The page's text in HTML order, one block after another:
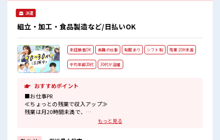
派遣
組立・加工・食品製造など/日払いOK
未経験者OK 長期の仕事 制服あり シフト制 残業 20H未満
平均年齢20代 30代が活躍
おすすめポイント
■お仕事PR
≪ちょっとの残業で収入アップ≫
残業は月20時間未満で、
制服があるので、
もっと見る